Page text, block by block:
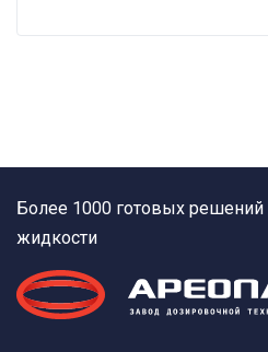
Более 1000 готовых решений
жидкости